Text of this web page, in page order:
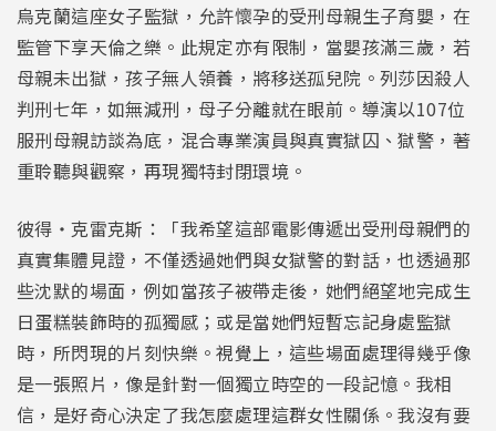
烏克蘭這座女子監獄，允許懷孕的受刑母親生子育嬰，在
監管下享天倫之樂。此規定亦有限制，當嬰孩滿三歲，若
母親未出獄，孩子無人領養，將移送孤兒院。列莎因殺人
判刑七年，如無減刑，母子分離就在眼前。導演以107位
服刑母親訪談為底，混合專業演員與真實獄囚、獄警，著
重聆聽與觀察，再現獨特封閉環境。
彼得・克雷克斯：「我希望這部電影傳遞出受刑母親們的
真實集體見證，不僅透過她們與女獄警的對話，也透過那
些沈默的場面，例如當孩子被帶走後，她們絕望地完成生
日蛋糕裝飾時的孤獨感；或是當她們短暫忘記身處監獄
時，所閃現的片刻快樂。視覺上，這些場面處理得幾乎像
是一張照片，像是針對一個獨立時空的一段記憶。我相
信，是好奇心決定了我怎麼處理這群女性關係。我沒有要